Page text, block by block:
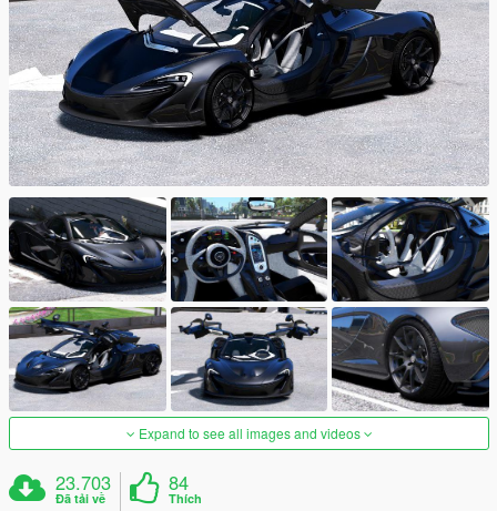
Expand to see all images and videos
23.703
Đã tải về
84
Thích